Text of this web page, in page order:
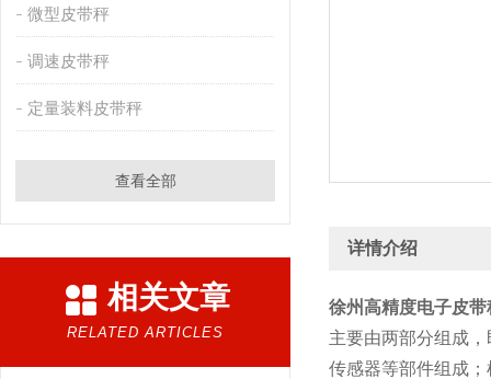
微型皮带秤
调速皮带秤
定量装料皮带秤
查看全部
相关文章
RELATED ARTICLES
详情介绍
徐州高精度电子皮带
主要由两部分组成
传感器等部件组成